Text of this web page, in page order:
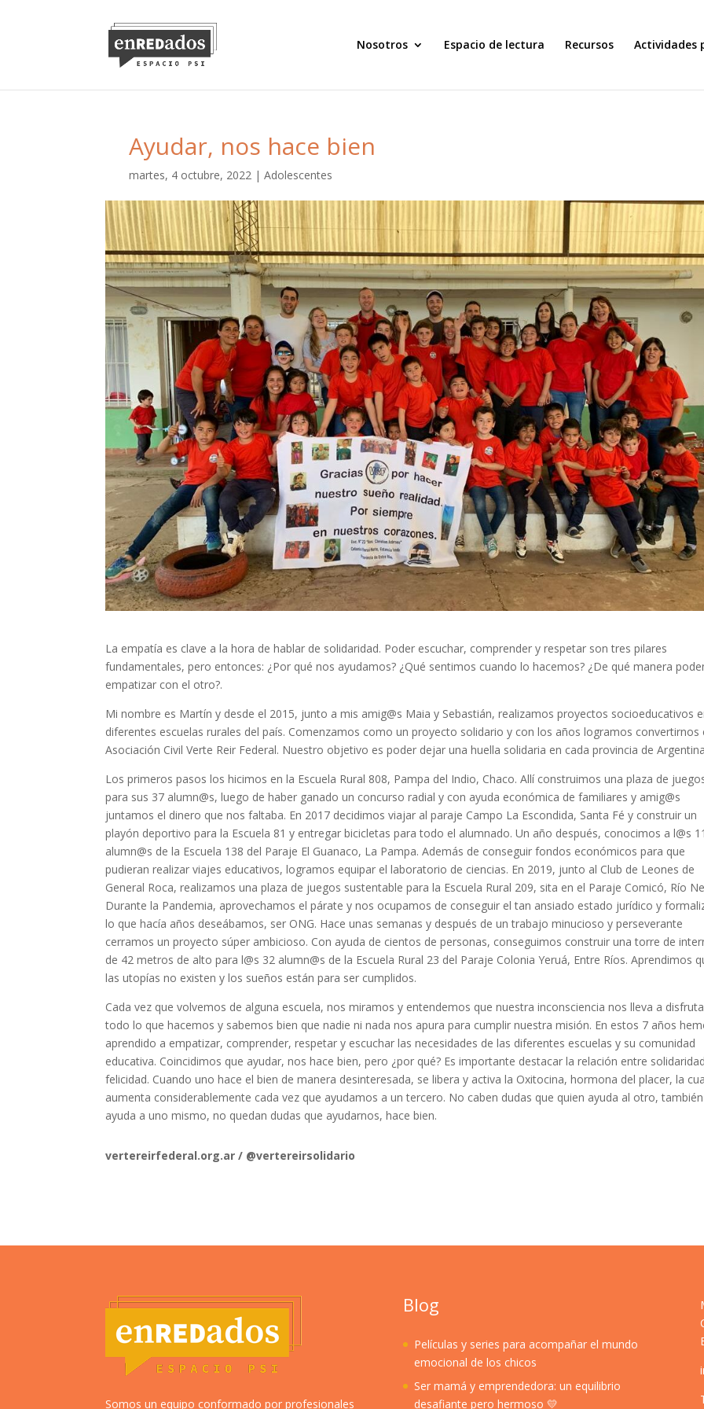
Nosotros Espacio de lectura Recursos Actividades
Ayudar, nos hace bien
martes, 4 octubre, 2022 |Adolescentes
La empatía es clave a la hora de hablar de solidaridad. Poder escuchar, comprender y respetar son tres pilares
fundamentales, pero entonces: ¿Por qué nos ayudamos? ¿Qué sentimos cuando lo hacemos? ¿De qué manera
empatizar con el otro?.
Mi nombre es Martín y desde el 2015, junto a mis amig@s Maia y Sebastián, realizamos proyectos socioeducativos
diferentes escuelas rurales del país. Comenzamos como un proyecto solidario y con los años logramos convertirnos
Asociación Civil Verte Reir Federal. Nuestro objetivo es poder dejar una huella solidaria en cada provincia de
Los primeros pasos los hicimos en la Escuela Rural 808, Pampa del Indio, Chaco. Allí construimos una plaza de
para sus 37 alumn@s, luego de haber ganado un concurso radial y con ayuda económica de familiares y amig@s
juntamos el dinero que nos faltaba. En 2017 decidimos viajar al paraje Campo La Escondida, Santa Fé y construir un
playón deportivo para la Escuela 81 y entregar bicicletas para todo el alumnado. Un año después, conocimos a l@s
alumn@s de la Escuela 138 del Paraje El Guanaco, La Pampa. Además de conseguir fondos económicos para que
pudieran realizar viajes educativos, logramos equipar el laboratorio de ciencias. En 2019, junto al Club de Leones de
General Roca, realizamos una plaza de juegos sustentable para la Escuela Rural 209, sita en el Paraje Comicó, Río
Durante la Pandemia, aprovechamos el párate y nos ocupamos de conseguir el tan ansiado estado jurídico y
lo que hacía años deseábamos, ser ONG. Hace unas semanas y después de un trabajo minucioso y perseverante
cerramos un proyecto súper ambicioso. Con ayuda de cientos de personas, conseguimos construir una torre de
de 42 metros de alto para l@s 32 alumn@s de la Escuela Rural 23 del Paraje Colonia Yeruá, Entre Ríos. Aprendimos
las utopías no existen y los sueños están para ser cumplidos.
Cada vez que volvemos de alguna escuela, nos miramos y entendemos que nuestra inconsciencia nos lleva a
todo lo que hacemos y sabemos bien que nadie ni nada nos apura para cumplir nuestra misión. En estos 7 años
aprendido a empatizar, comprender, respetar y escuchar las necesidades de las diferentes escuelas y su comunidad
educativa. Coincidimos que ayudar, nos hace bien, pero ¿por qué? Es importante destacar la relación entre
felicidad. Cuando uno hace el bien de manera desinteresada, se libera y activa la Oxitocina, hormona del placer, la
aumenta considerablemente cada vez que ayudamos a un tercero. No caben dudas que quien ayuda al otro,
ayuda a uno mismo, no quedan dudas que ayudarnos, hace bien.
vertereirfederal.org.ar / @vertereirsolidario
Somos un equipo conformado por profesionales
Blog
Películas y series para acompañar el mundo
emocional de los chicos
Ser mamá y emprendedora: un equilibrio
desafiante pero hermoso 💛